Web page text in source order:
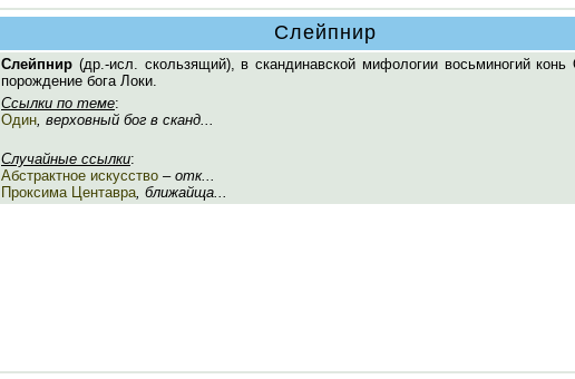
Слейпнир
Слейпнир (др.-исл. скользящий), в скандинавской мифологии восьминогий конь
порождение бога Локи.
Ссылки по теме:
Один, верховный бог в сканд...
Случайные ссылки:
Абстрактное искусство – отк...
Проксима Центавра, ближайща...